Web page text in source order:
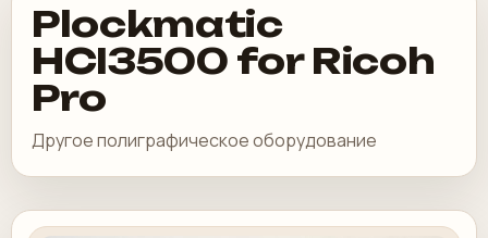
Plockmatic
HCI3500 for Ricoh
Pro
Другое полиграфическое оборудование